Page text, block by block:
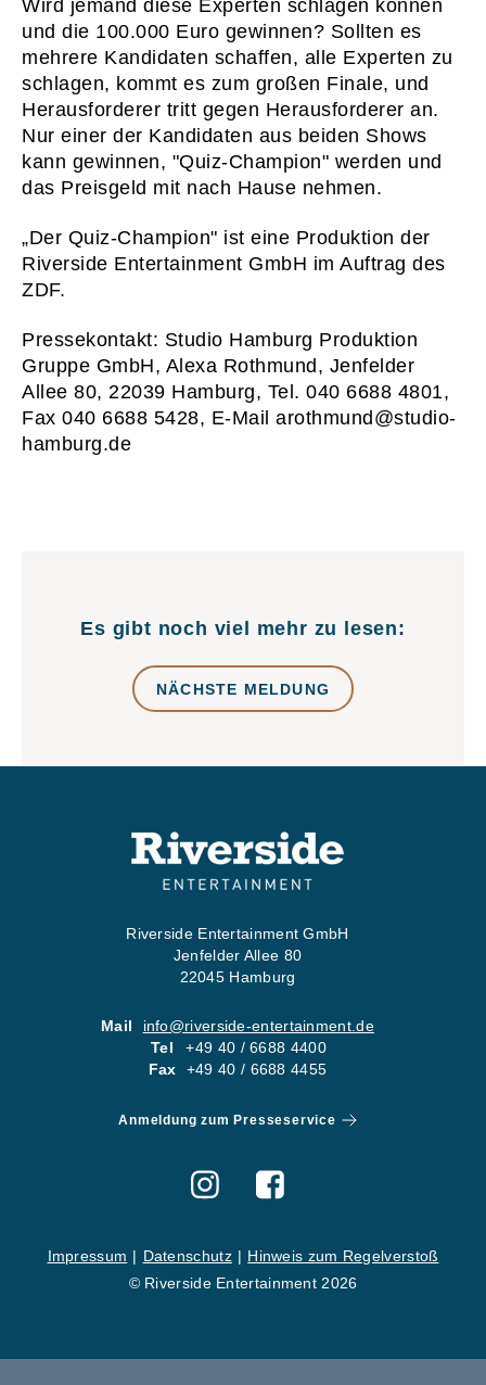
Wird jemand diese Experten schlagen können
und die 100.000 Euro gewinnen? Sollten es
mehrere Kandidaten schaffen, alle Experten zu
schlagen, kommt es zum großen Finale, und
Herausforderer tritt gegen Herausforderer an.
Nur einer der Kandidaten aus beiden Shows
kann gewinnen, "Quiz-Champion" werden und
das Preisgeld mit nach Hause nehmen.
„Der Quiz-Champion" ist eine Produktion der
Riverside Entertainment GmbH im Auftrag des
ZDF.
Pressekontakt: Studio Hamburg Produktion
Gruppe GmbH, Alexa Rothmund, Jenfelder
Allee 80, 22039 Hamburg, Tel. 040 6688 4801,
Fax 040 6688 5428, E-Mail arothmund@studio-
hamburg.de
Es gibt noch viel mehr zu lesen:
NÄCHSTE MELDUNG
Riverside Entertainment GmbH
Jenfelder Allee 80
22045 Hamburg
Mail
info@riverside-entertainment.de
Tel
+49 40 / 6688 4400
Fax
+49 40 / 6688 4455
Anmeldung zum Presseservice
Impressum Datenschutz
Hinweis zum Regelverstoß
© Riverside Entertainment 2026
01
START
02 WAS
03 WER
04
05
06
Hinweise zum